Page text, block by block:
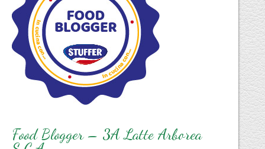
Food Blogger – 3A Latte Arborea